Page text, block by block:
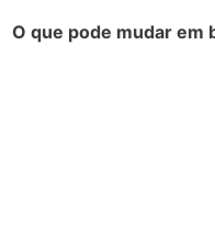
O que pode mudar em